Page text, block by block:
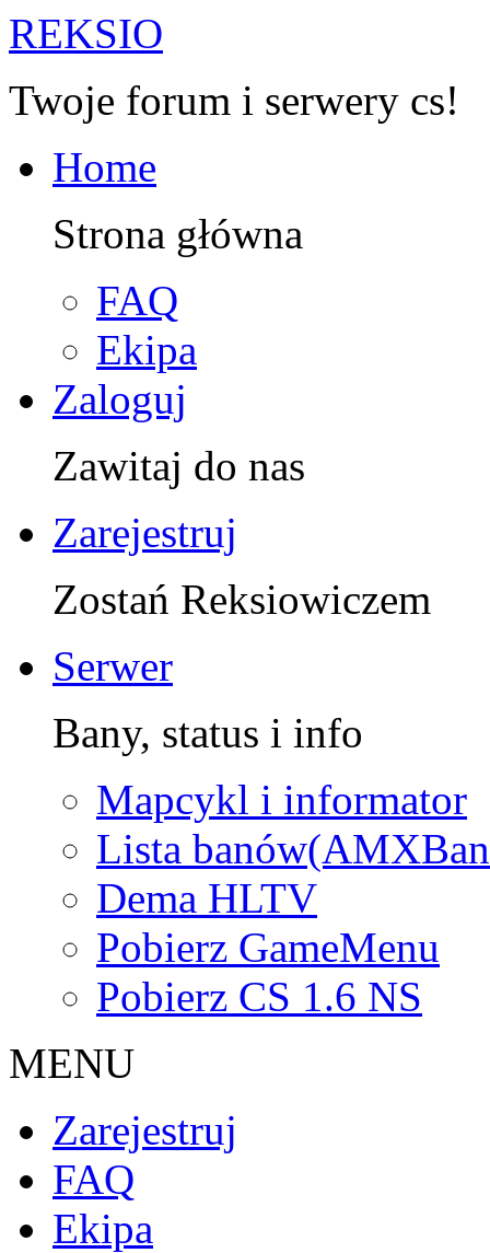
REKSIO
Twoje forum i serwery cs!
Home
Strona główna
FAQ
Ekipa
Zaloguj
Zawitaj do nas
Zarejestruj
Zostań Reksiowiczem
Serwer
Bany, status i info
Mapcykl i informator
Lista
Dema HLTV
Pobierz GameMenu
Pobierz CS 1.6 NS
MENU
Zarejestruj
FAQ
Ekipa